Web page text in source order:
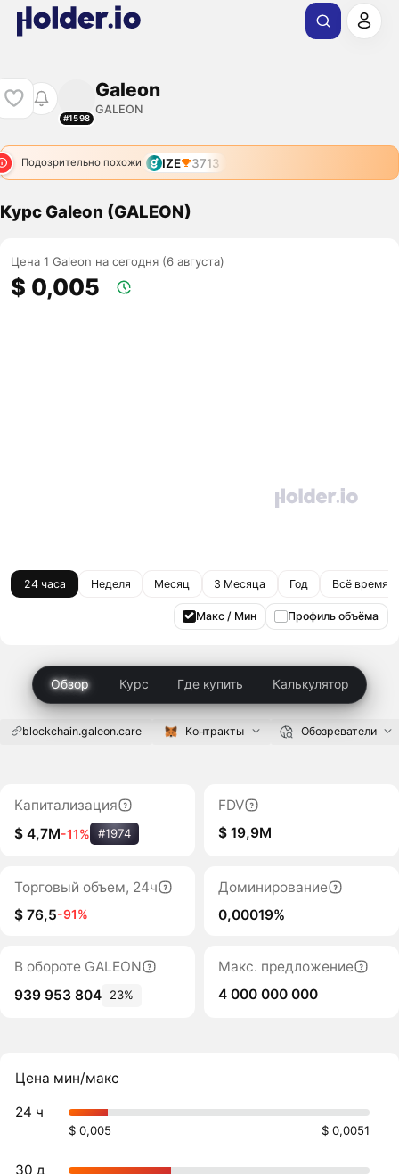
#1598
Galeon
GALEON
Подозрительно похожи IZE 3713
Курс Galeon (GALEON)
Цена 1 Galeon на сегодня (6 августа)
$ 0,005
24 часа Неделя Месяц 3 Месяца Год Всё время
Макс / Мин Профиль объёма
Обзор Курс Где купить Калькулятор
blockchain.galeon.care Контракты Обозреватели
Капитализация
$ 4,7M-11% #1974
FDV
$ 19,9M
Торговый объем, 24ч
$ 76,5-91%
Доминирование
0,00019%
В обороте GALEON
939 953 804
23%
Макс. предложение
4 000 000 000
Цена мин/макс
24 ч
$ 0,005 $ 0,0051
30 д